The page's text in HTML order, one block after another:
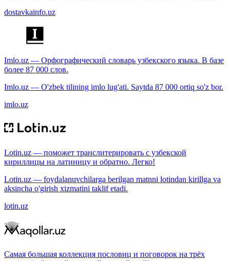
dostavkainfo.uz
Imlo.uz — Орфографический словарь узбекского языка. В базе
более 87 000 слов.
Imlo.uz — O'zbek tilining imlo lug'ati. Saytda 87 000 ortiq so'z bor.
imlo.uz
Lotin.uz — поможет транслитерировать с узбекской
кириллицы на латиницу и обратно. Легко!
Lotin.uz — foydalanuvchilarga berilgan matnni lotindan kirillga va
aksincha o'girish xizmatini taklif etadi.
lotin.uz
Самая большая коллекция пословиц и поговорок на трёх